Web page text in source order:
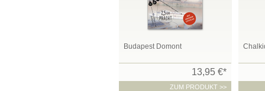
Budapest Domont
13,95 €*
ZUM PRODUKT >>